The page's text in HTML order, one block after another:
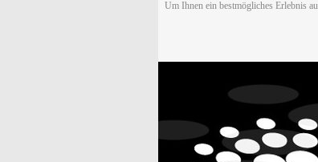
Um Ihnen ein bestmögliches Erlebnis